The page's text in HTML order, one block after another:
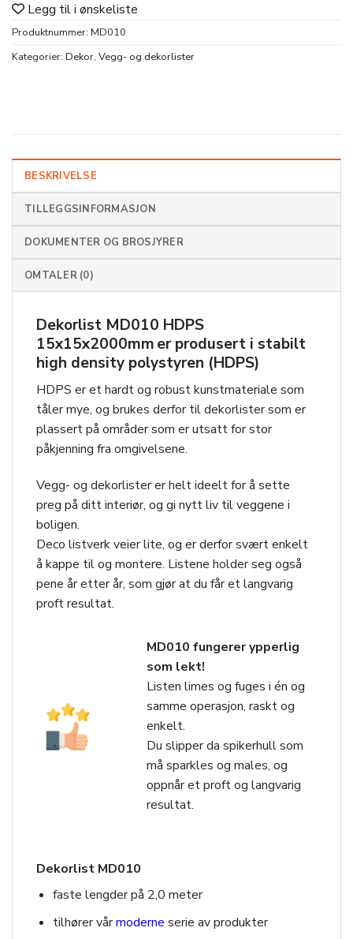
Legg til i ønskeliste
Produktnummer: MD010
Kategorier: Dekor, Vegg- og dekorlister
BESKRIVELSE
TILLEGGSINFORMASJON
DOKUMENTER OG BROSJYRER
OMTALER (0)
Dekorlist MD010 HDPS
15x15x2000mm er produsert i stabilt
high density polystyren (HDPS)
HDPS er et hardt og robust kunstmateriale som
tåler mye, og brukes derfor til dekorlister som er
plassert på områder som er utsatt for stor
påkjenning fra omgivelsene.
Vegg- og dekorlister er helt ideelt for å sette
preg på ditt interiør, og gi nytt liv til veggene i
boligen.
Deco listverk veier lite, og er derfor svært enkelt
å kappe til og montere. Listene holder seg også
pene år etter år, som gjør at du får et langvarig
proft resultat.
MD010 fungerer ypperlig
som lekt!
Listen limes og fuges i én og
samme operasjon, raskt og
enkelt.
Du slipper da spikerhull som
må sparkles og males, og
oppnår et proft og langvarig
resultat.
Dekorlist MD010
faste lengder på 2,0 meter
tilhører vårmoderne serie av produkter